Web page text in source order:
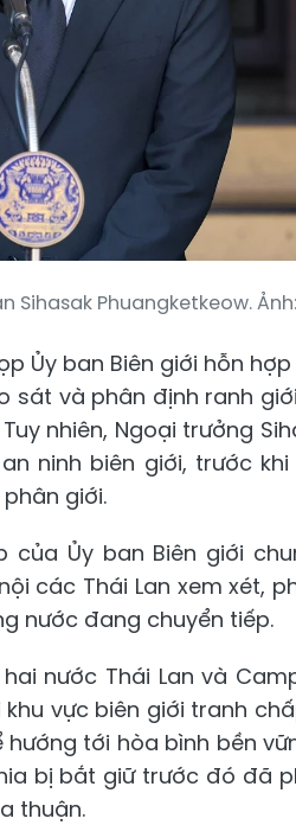
Sihasak Phuangketkeow.
Ủy ban Biên giới hỗn hợp
và phân định ranh
nhiên, Ngoại trưởng
ninh biên giới, trước
giới.
Ủy ban Biên giới
các Thái Lan xem xét,
nước đang chuyển tiếp.
nước Thái Lan và
vực biên giới tranh
tới hòa bình bền
bị bắt giữ trước đó đã
thuận.